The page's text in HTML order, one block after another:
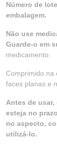
Número de
embalagem.
Não use
Guarde-o em
medicamento:
Comprimido na
faces planas e
Antes de
esteja no
no aspecto,
utilizá-lo.